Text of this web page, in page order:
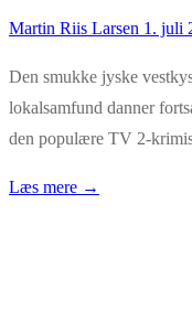
Martin Riis Larsen 1. juli
Den smukke jyske
lokalsamfund danner
den populære TV 2-
Læs mere →